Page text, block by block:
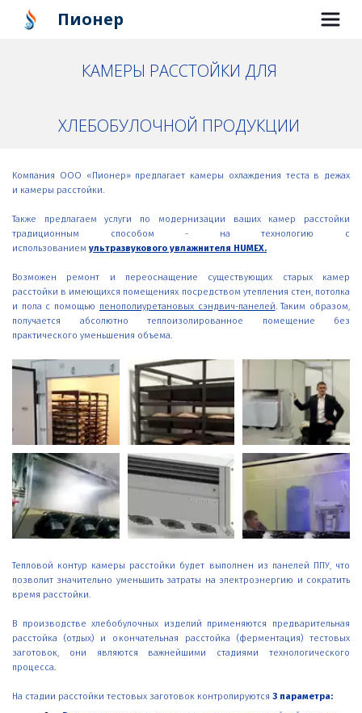
Пионер
КАМЕРЫ РАССТОЙКИ ДЛЯ
ХЛЕБОБУЛОЧНОЙ ПРОДУКЦИИ
Компания ООО «Пионер» предлагает камеры охлаждения теста в дежах
и камеры расстойки.
Также предлагаем услуги по модернизации ваших камер расстойки
традиционным способом - на технологию с
использованием ультразвукового увлажнителя HUMEX.
Возможен ремонт и переоснащение существующих старых камер
расстойки в имеющихся помещениях посредством утепления стен, потолка
и пола с помощью пенополиуретановых сэндвич-панелей. Таким образом,
получается абсолютно теплоизолированное помещение без
практического уменьшения объема.
Тепловой контур камеры расстойки будет выполнен из панелей ППУ, что
позволит значительно уменьшить затраты на электроэнергию и сократить
время расстойки.
В производстве хлебобулочных изделий применяются предварительная
расстойка (отдых) и окончательная расстойка (ферментация) тестовых
заготовок, они являются важнейшими стадиями технологического
процесса.
На стадии расстойки тестовых заготовок контролируются 3 параметра: